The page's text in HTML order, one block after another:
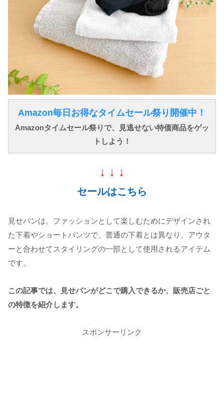
Amazon毎日お得なタイムセール祭り開催中！
Amazonタイムセール祭りで、見逃せない特価商品をゲッ
トしよう！
↓ ↓ ↓
セールはこちら
見せパンは、ファッションとして楽しむためにデザインされ
た下着やショートパンツで、普通の下着とは異なり、アウタ
ーと合わせてスタイリングの一部として使用されるアイテム
です。
この記事では、見せパンがどこで購入できるか、販売店ごと
の特徴を紹介します。
スポンサーリンク